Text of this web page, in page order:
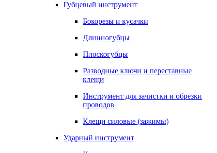
Губцевый инструмент
Бокорезы и кусачки
Длинногубцы
Плоскогубцы
Разводные ключи и переставные
клещи
Инструмент для зачистки и обрезки
проводов
Клещи силовые (зажимы)
Ударный инструмент